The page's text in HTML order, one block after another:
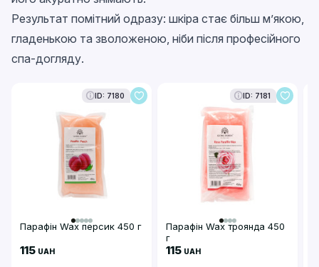
Результат помітний одразу: шкіра стає більш м’якою,
гладенькою та зволоженою, ніби після професійного
спа-догляду.
ID: 7180
Парафін Wax персик 450 г
115 UAH
ID: 7181
Парафін Wax троянда 450
г
115 UAH